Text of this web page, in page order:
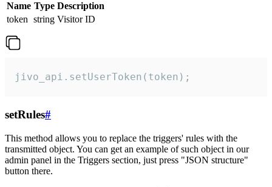
Name Type Description
token string Visitor ID
jivo_api.setUserToken(token);
setRules#
This method allows you to replace the triggers' rules with the
transmitted object. You can get an example of such object in our
admin panel in the Triggers section, just press "JSON structure"
button there.